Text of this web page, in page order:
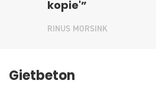
kopie'”
RINUS MORSINK
Gietbeton